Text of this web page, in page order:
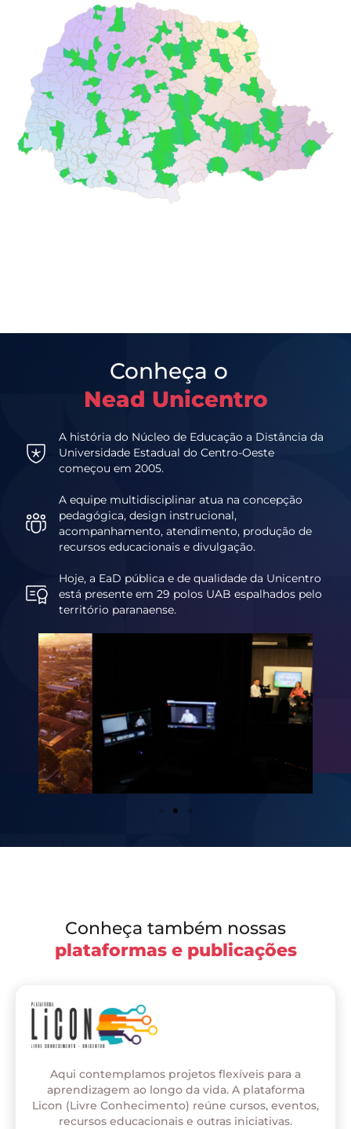
Conheça o
Nead Unicentro
A história do Núcleo de Educação a Distância da
Universidade Estadual do Centro-Oeste
começou em 2005.
A equipe multidisciplinar atua na concepção
pedagógica, design instrucional,
acompanhamento, atendimento, produção de
recursos educacionais e divulgação.
Hoje, a EaD pública e de qualidade da Unicentro
está presente em 29 polos UAB espalhados pelo
território paranaense.
Conheça também nossas
plataformas e publicações
Aqui contemplamos projetos flexíveis para a
aprendizagem ao longo da vida. A plataforma
Licon (Livre Conhecimento) reúne cursos, eventos,
recursos educacionais e outras iniciativas.